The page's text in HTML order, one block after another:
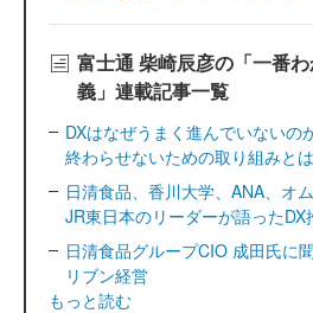
富士通 柴崎辰彦の「一番
義」連載記事一覧
DXはなぜうまく進んでいないの
終わらせないための取り組みと
日清食品、香川大学、ANA、オ
JR東日本のリーダーが語ったDX
日清食品グループCIO 成田氏に
リブン経営
もっと読む